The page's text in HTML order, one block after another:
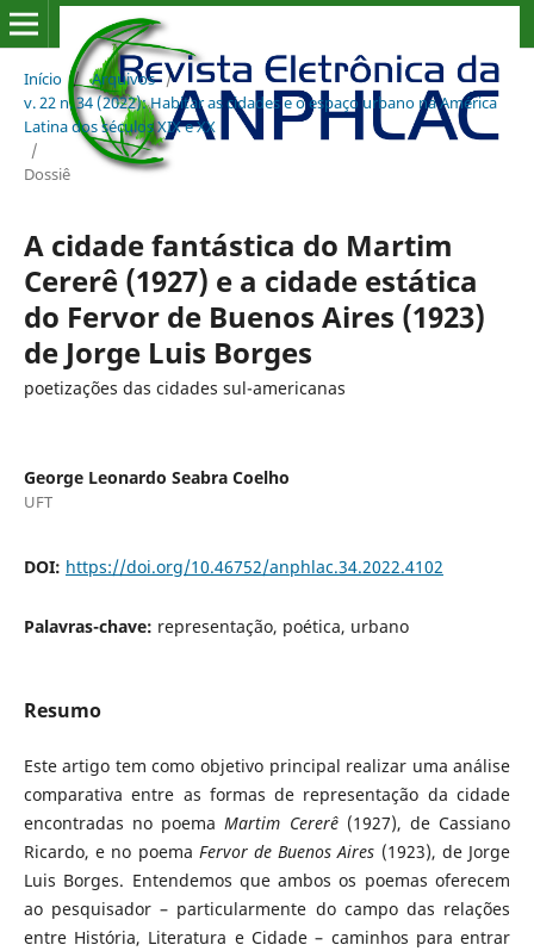
Início / Arquivos /
v. 22 n. 34 (2022): Habitar as cidades e o espaço urbano na América
Latina dos séculos XIX e XX
/
Dossiê
A cidade fantástica do Martim
Cererê (1927) e a cidade estática
do Fervor de Buenos Aires (1923)
de Jorge Luis Borges
poetizações das cidades sul-americanas
George Leonardo Seabra Coelho
UFT
DOI: https://doi.org/10.46752/anphlac.34.2022.4102
Palavras-chave: representação, poética, urbano
Resumo
Este artigo tem como objetivo principal realizar uma análise
comparativa entre as formas de representação da cidade
encontradas no poemaMartim Cererê(1927), de Cassiano
Ricardo, e no poema Fervor de Buenos Aires (1923), de Jorge
Luis Borges. Entendemos que ambos os poemas oferecem
ao pesquisador – particularmente do campo das relações
entre História, Literatura e Cidade – caminhos para entrar